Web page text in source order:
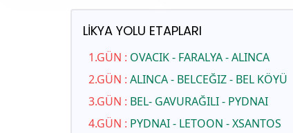
LİKYA YOLU ETAPLARI
1.GÜN : OVACIK - FARALYA - ALINCA
2.GÜN : ALINCA - BELCEĞIZ - BEL KÖYÜ
3.GÜN : BEL- GAVURAĞILI - PYDNAI
4.GÜN : PYDNAI - LETOON - XSANTOS